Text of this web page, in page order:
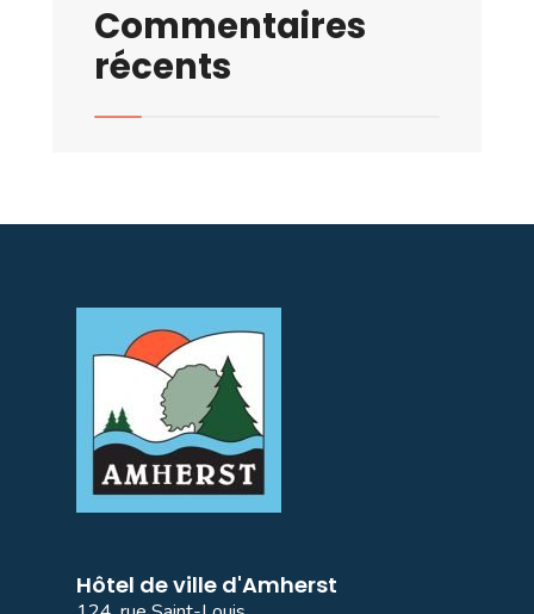
Commentaires
récents
Hôtel de ville d'Amherst